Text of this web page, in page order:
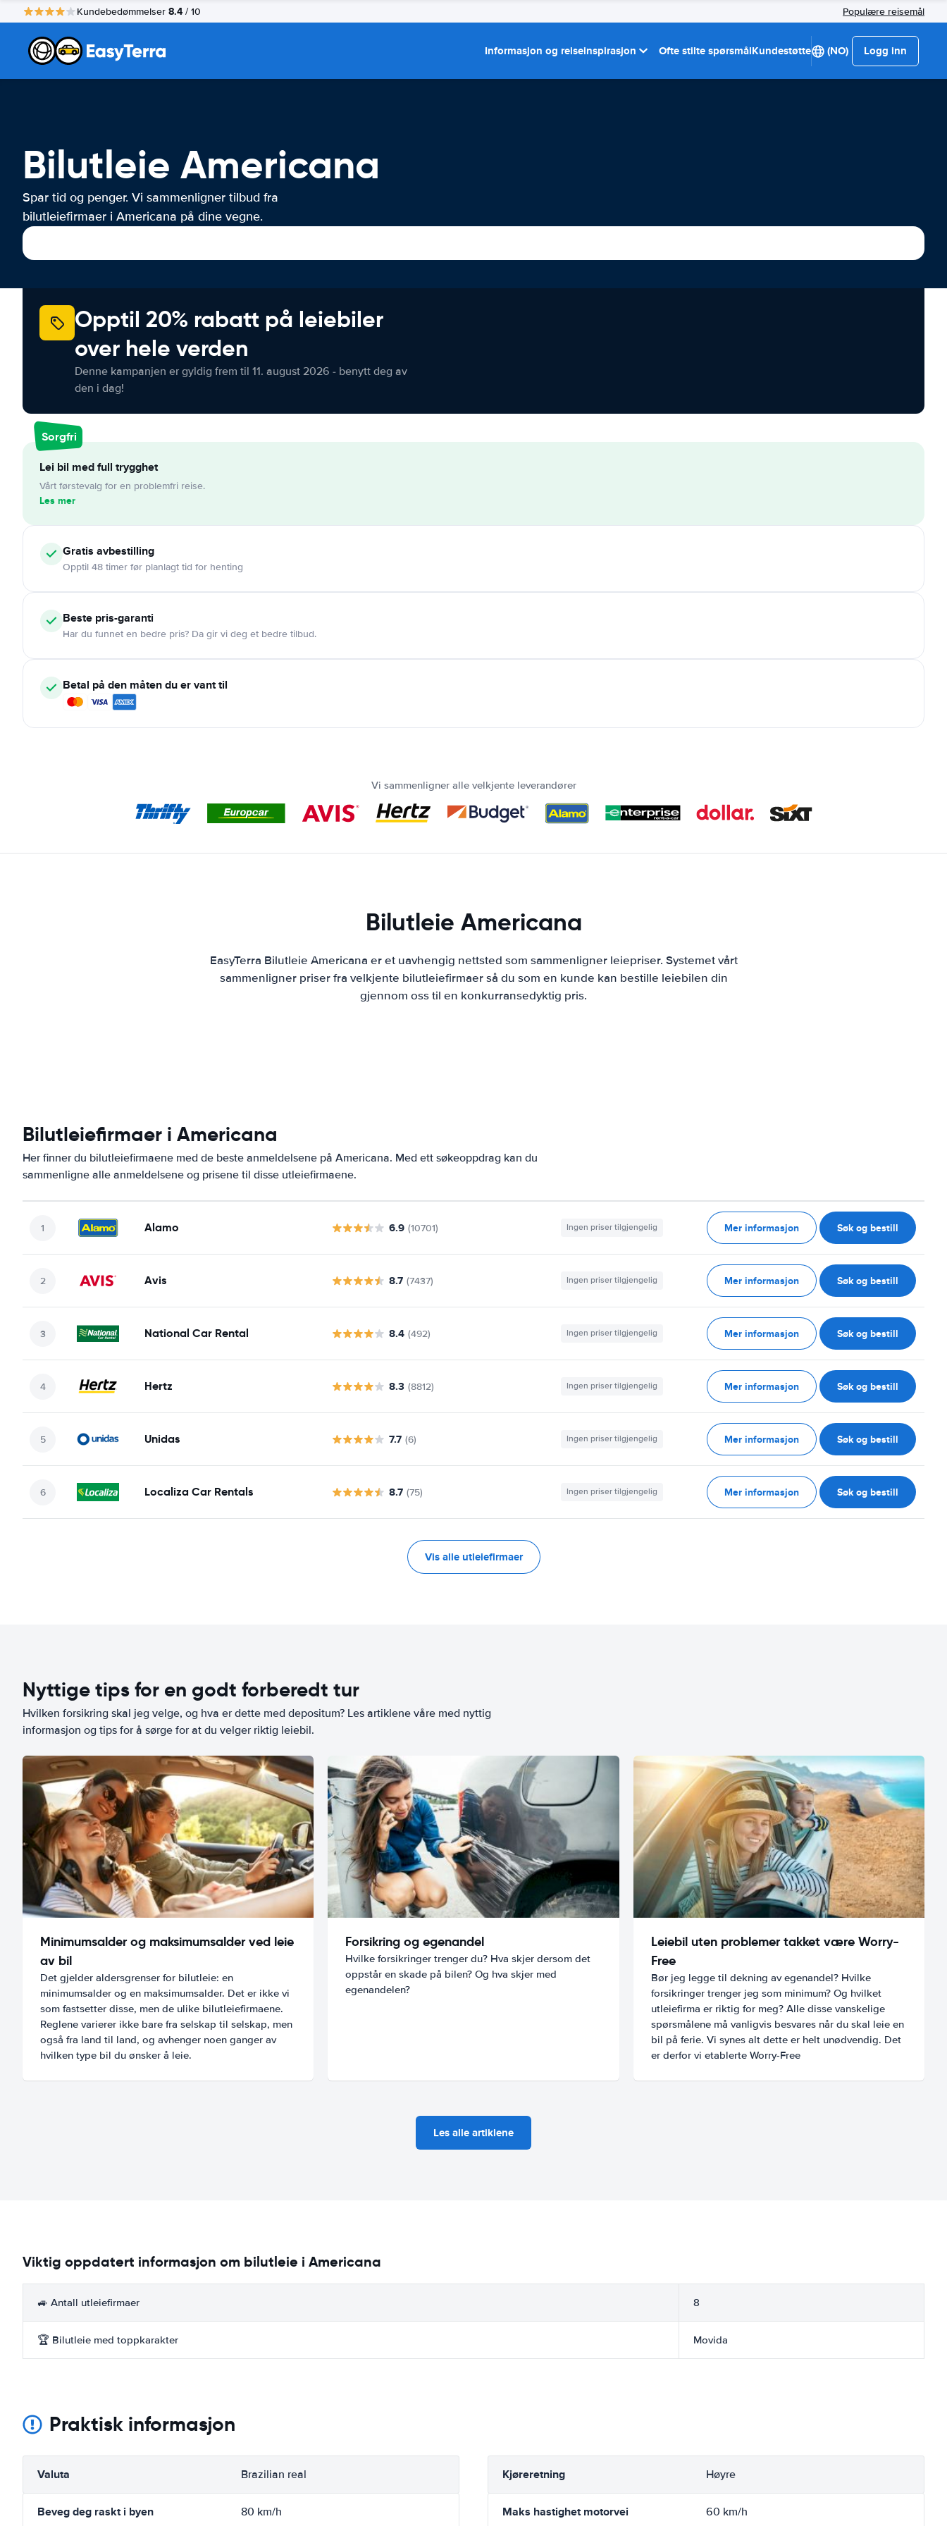
Kundebedømmelser 8.4 / 10 Populære reisemål
Informasjon og reiseinspirasjon Ofte stilte spørsmålKundestøtte (NO) Logg inn
Bilutleie Americana
Spar tid og penger. Vi sammenligner tilbud fra
bilutleiefirmaer i Americana på dine vegne.
Opptil 20% rabatt på leiebiler
over hele verden
Denne kampanjen er gyldig frem til 11. august 2026 - benytt deg av
den i dag!
Sorgfri
Lei bil med full trygghet
Vårt førstevalg for en problemfri reise.
Les mer
Gratis avbestilling
Opptil 48 timer før planlagt tid for henting
Beste pris-garanti
Har du funnet en bedre pris? Da gir vi deg et bedre tilbud.
Betal på den måten du er vant til
Vi sammenligner alle velkjente leverandører
Bilutleie Americana
EasyTerra Bilutleie Americana er et uavhengig nettsted som sammenligner leiepriser. Systemet vårt
sammenligner priser fra velkjente bilutleiefirmaer så du som en kunde kan bestille leiebilen din
gjennom oss til en konkurransedyktig pris.
Bilutleiefirmaer i Americana
Her finner du bilutleiefirmaene med de beste anmeldelsene på Americana. Med ett søkeoppdrag kan du
sammenligne alle anmeldelsene og prisene til disse utleiefirmaene.
Alamo 6.9 (10701) Ingen priser tilgjengelig Mer informasjon Søk og bestill
Avis 8.7 (7437) Ingen priser tilgjengelig Mer informasjon Søk og bestill
National Car Rental 8.4 (492) Ingen priser tilgjengelig Mer informasjon Søk og bestill
Hertz 8.3 (8812) Ingen priser tilgjengelig Mer informasjon Søk og bestill
Unidas 7.7 (6) Ingen priser tilgjengelig Mer informasjon Søk og bestill
Localiza Car Rentals 8.7 (75) Ingen priser tilgjengelig Mer informasjon Søk og bestill
Vis alle utleiefirmaer
Nyttige tips for en godt forberedt tur
Hvilken forsikring skal jeg velge, og hva er dette med depositum? Les artiklene våre med nyttig
informasjon og tips for å sørge for at du velger riktig leiebil.
Minimumsalder og maksimumsalder ved leie
av bil
Det gjelder aldersgrenser for bilutleie: en
minimumsalder og en maksimumsalder. Det er ikke vi
som fastsetter disse, men de ulike bilutleiefirmaene.
Reglene varierer ikke bare fra selskap til selskap, men
også fra land til land, og avhenger noen ganger av
hvilken type bil du ønsker å leie.
Forsikring og egenandel
Hvilke forsikringer trenger du? Hva skjer dersom det
oppstår en skade på bilen? Og hva skjer med
egenandelen?
Leiebil uten problemer takket være Worry-
Free
Bør jeg legge til dekning av egenandel? Hvilke
forsikringer trenger jeg som minimum? Og hvilket
utleiefirma er riktig for meg? Alle disse vanskelige
spørsmålene må vanligvis besvares når du skal leie en
bil på ferie. Vi synes alt dette er helt unødvendig. Det
er derfor vi etablerte Worry-Free
Les alle artiklene
Viktig oppdatert informasjon om bilutleie i Americana
🚙 Antall utleiefirmaer 8
🏆 Bilutleie med toppkarakter Movida
Praktisk informasjon
Valuta Brazilian real Kjøreretning Høyre
Beveg deg raskt i byen 80 km/h Maks hastighet motorvei 60 km/h